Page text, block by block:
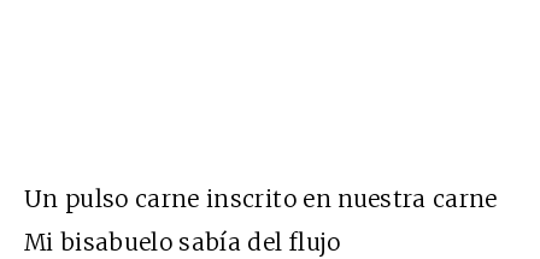
Un pulso carne inscrito en nuestra carne
Mi bisabuelo sabía del flujo